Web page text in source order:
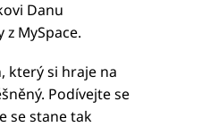
Danu
MySpace.
který si hraje na
Podívejte se
se stane tak